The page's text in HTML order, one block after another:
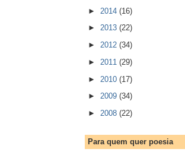
► 2014 (16)
► 2013 (22)
► 2012 (34)
► 2011 (29)
► 2010 (17)
► 2009 (34)
► 2008 (22)
Para quem quer poesia